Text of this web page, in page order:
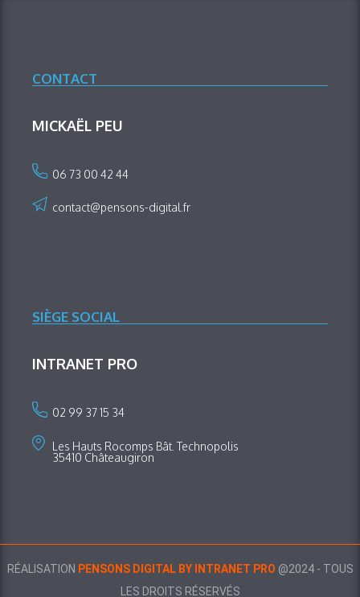
CONTACT
MICKAËL PEU
06 73 00 42 44
contact@pensons-digital.fr
SIÈGE SOCIAL
INTRANET PRO
02 99 37 15 34
Les Hauts Rocomps Bât. Technopolis
35410 Châteaugiron
RÉALISATION PENSONS DIGITAL BY INTRANET PRO @2024 - TOUS
LES DROITS RÉSERVÉS